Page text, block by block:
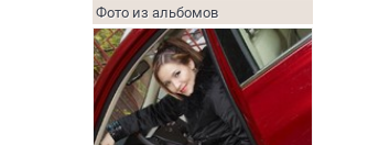
Фото из альбомов